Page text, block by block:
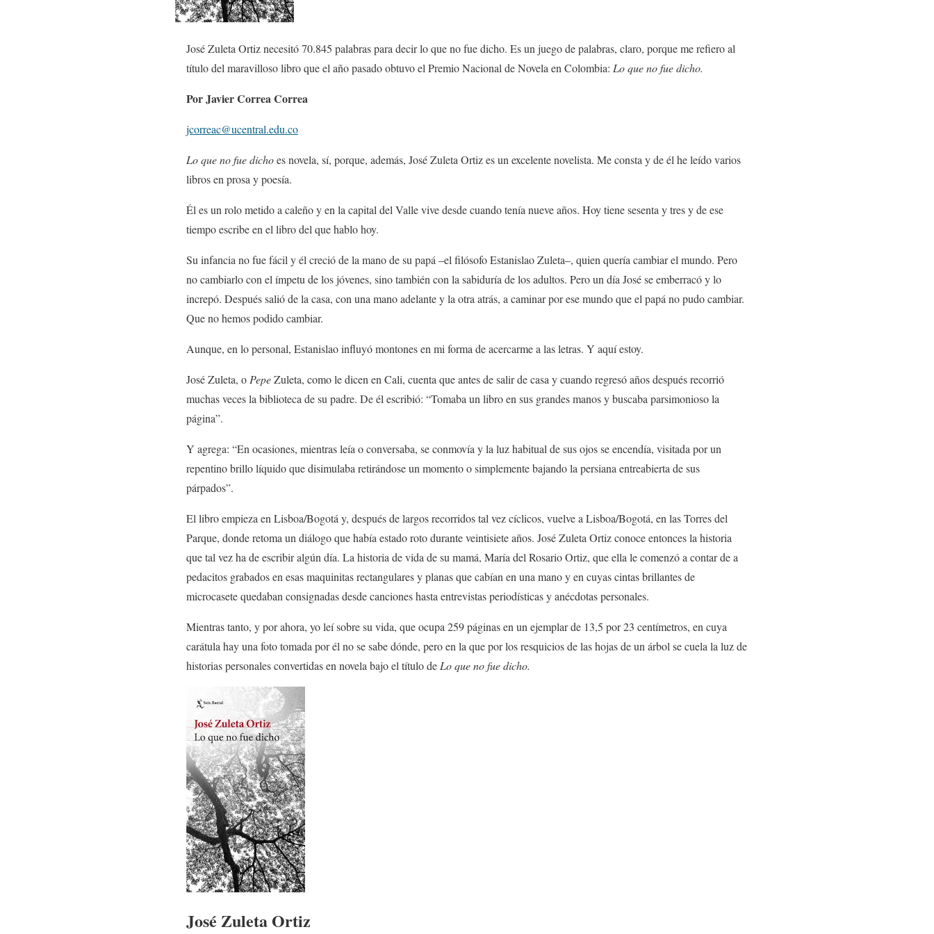
José Zuleta Ortiz necesitó 70.845 palabras para decir lo que no fue dicho. Es un juego de palabras, claro, porque me refiero al
título del maravilloso libro que el año pasado obtuvo el Premio Nacional de Novela en Colombia: Lo que no fue dicho.
Por Javier Correa Correa
jcorreac@ucentral.edu.co
Lo que no fue dichoes novela, sí, porque, además, José Zuleta Ortiz es un excelente novelista. Me consta y de él he leído varios
libros en prosa y poesía.
Él es un rolo metido a caleño y en la capital del Valle vive desde cuando tenía nueve años. Hoy tiene sesenta y tres y de ese
tiempo escribe en el libro del que hablo hoy.
Su infancia no fue fácil y él creció de la mano de su papá –el filósofo Estanislao Zuleta–, quien quería cambiar el mundo. Pero
no cambiarlo con el ímpetu de los jóvenes, sino también con la sabiduría de los adultos. Pero un día José se emberracó y lo
increpó. Después salió de la casa, con una mano adelante y la otra atrás, a caminar por ese mundo que el papá no pudo cambiar.
Que no hemos podido cambiar.
Aunque, en lo personal, Estanislao influyó montones en mi forma de acercarme a las letras. Y aquí estoy.
José Zuleta, o PepeZuleta, como le dicen en Cali, cuenta que antes de salir de casa y cuando regresó años después recorrió
muchas veces la biblioteca de su padre. De él escribió: “Tomaba un libro en sus grandes manos y buscaba parsimonioso la
página”.
Y agrega: “En ocasiones, mientras leía o conversaba, se conmovía y la luz habitual de sus ojos se encendía, visitada por un
repentino brillo líquido que disimulaba retirándose un momento o simplemente bajando la persiana entreabierta de sus
párpados”.
El libro empieza en Lisboa/Bogotá y, después de largos recorridos tal vez cíclicos, vuelve a Lisboa/Bogotá, en las Torres del
Parque, donde retoma un diálogo que había estado roto durante veintisiete años. José Zuleta Ortiz conoce entonces la historia
que tal vez ha de escribir algún día. La historia de vida de su mamá, María del Rosario Ortiz, que ella le comenzó a contar de a
pedacitos grabados en esas maquinitas rectangulares y planas que cabían en una mano y en cuyas cintas brillantes de
microcasete quedaban consignadas desde canciones hasta entrevistas periodísticas y anécdotas personales.
Mientras tanto, y por ahora, yo leí sobre su vida, que ocupa 259 páginas en un ejemplar de 13,5 por 23 centímetros, en cuya
carátula hay una foto tomada por él no se sabe dónde, pero en la que por los resquicios de las hojas de un árbol se cuela la luz de
historias personales convertidas en novela bajo el título de Lo que no fue dicho.
José Zuleta Ortiz